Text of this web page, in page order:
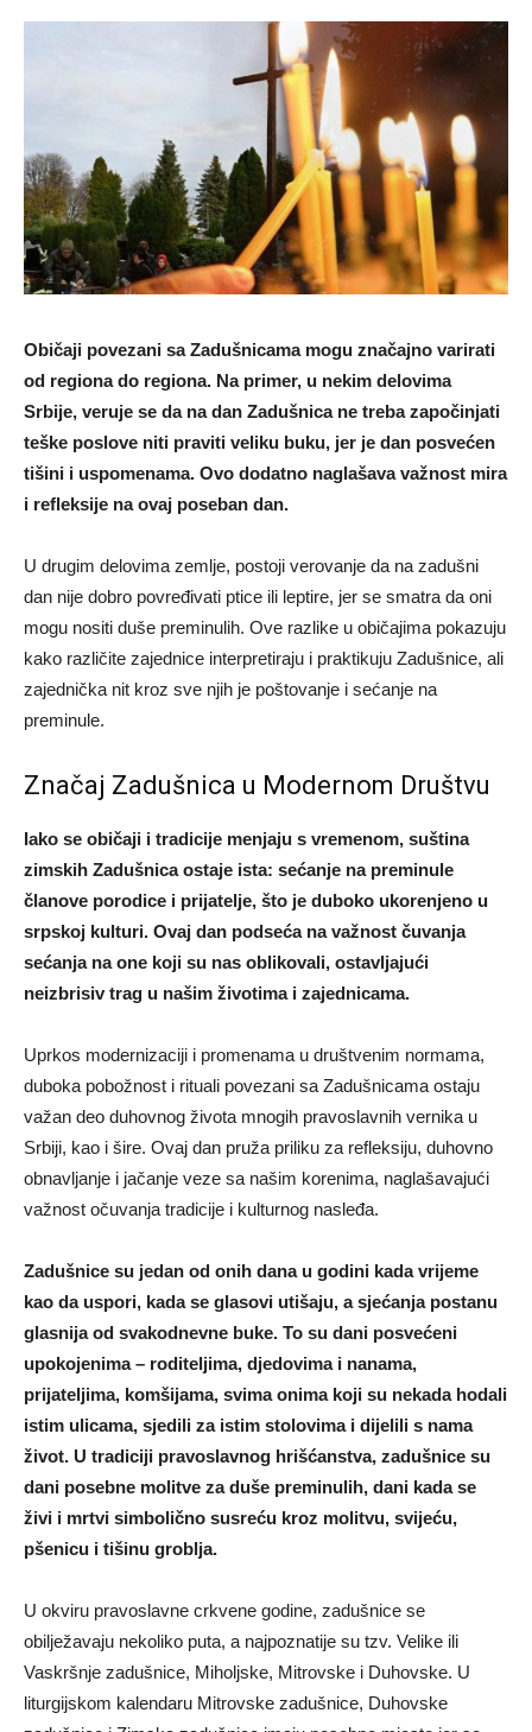
Običaji povezani sa Zadušnicama mogu značajno varirati
od regiona do regiona. Na primer, u nekim delovima
Srbije, veruje se da na dan Zadušnica ne treba započinjati
teške poslove niti praviti veliku buku, jer je dan posvećen
tišini i uspomenama. Ovo dodatno naglašava važnost mira
i refleksije na ovaj poseban dan.
U drugim delovima zemlje, postoji verovanje da na zadušni
dan nije dobro povređivati ptice ili leptire, jer se smatra da oni
mogu nositi duše preminulih. Ove razlike u običajima pokazuju
kako različite zajednice interpretiraju i praktikuju Zadušnice, ali
zajednička nit kroz sve njih je poštovanje i sećanje na
preminule.
Značaj Zadušnica u Modernom Društvu
Iako se običaji i tradicije menjaju s vremenom, suština
zimskih Zadušnica ostaje ista: sećanje na preminule
članove porodice i prijatelje, što je duboko ukorenjeno u
srpskoj kulturi. Ovaj dan podseća na važnost čuvanja
sećanja na one koji su nas oblikovali, ostavljajući
neizbrisiv trag u našim životima i zajednicama.
Uprkos modernizaciji i promenama u društvenim normama,
duboka pobožnost i rituali povezani sa Zadušnicama ostaju
važan deo duhovnog života mnogih pravoslavnih vernika u
Srbiji, kao i šire. Ovaj dan pruža priliku za refleksiju, duhovno
obnavljanje i jačanje veze sa našim korenima, naglašavajući
važnost očuvanja tradicije i kulturnog nasleđa.
Zadušnice su jedan od onih dana u godini kada vrijeme
kao da uspori, kada se glasovi utišaju, a sjećanja postanu
glasnija od svakodnevne buke. To su dani posvećeni
upokojenima – roditeljima, djedovima i nanama,
prijateljima, komšijama, svima onima koji su nekada hodali
istim ulicama, sjedili za istim stolovima i dijelili s nama
život. U tradiciji pravoslavnog hrišćanstva, zadušnice su
dani posebne molitve za duše preminulih, dani kada se
živi i mrtvi simbolično susreću kroz molitvu, svijeću,
pšenicu i tišinu groblja.
U okviru pravoslavne crkvene godine, zadušnice se
obilježavaju nekoliko puta, a najpoznatije su tzv. Velike ili
Vaskršnje zadušnice, Miholjske, Mitrovske i Duhovske. U
liturgijskom kalendaru Mitrovske zadušnice, Duhovske